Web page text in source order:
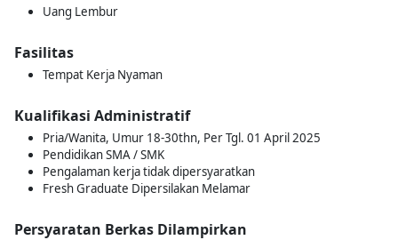
Uang Lembur
Fasilitas
Tempat Kerja Nyaman
Kualifikasi Administratif
Pria/Wanita, Umur 18-30thn, Per Tgl. 01 April 2025
Pendidikan SMA / SMK
Pengalaman kerja tidak dipersyaratkan
Fresh Graduate Dipersilakan Melamar
Persyaratan Berkas Dilampirkan